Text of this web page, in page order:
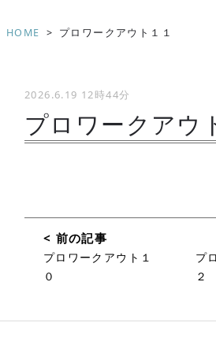
HOME > プロワークアウト１１
2026.6.19 12時44分
プロワークアウ
プロワークアウト１
０
プ
２